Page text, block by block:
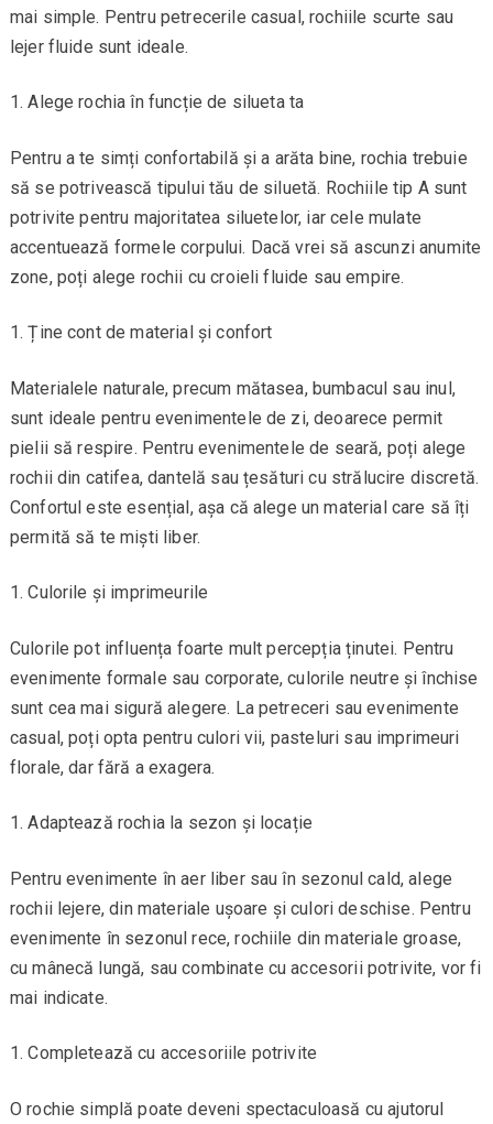
mai simple. Pentru petrecerile casual, rochiile scurte sau
lejer fluide sunt ideale.
Alege rochia în funcție de silueta ta
Pentru a te simți confortabilă și a arăta bine, rochia trebuie
să se potrivească tipului tău de siluetă. Rochiile tip A sunt
potrivite pentru majoritatea siluetelor, iar cele mulate
accentuează formele corpului. Dacă vrei să ascunzi anumite
zone, poți alege rochii cu croieli fluide sau empire.
Ține cont de material și confort
Materialele naturale, precum mătasea, bumbacul sau inul,
sunt ideale pentru evenimentele de zi, deoarece permit
pielii să respire. Pentru evenimentele de seară, poți alege
rochii din catifea, dantelă sau țesături cu strălucire discretă.
Confortul este esențial, așa că alege un material care să îți
permită să te miști liber.
Culorile și imprimeurile
Culorile pot influența foarte mult percepția ținutei. Pentru
evenimente formale sau corporate, culorile neutre și închise
sunt cea mai sigură alegere. La petreceri sau evenimente
casual, poți opta pentru culori vii, pasteluri sau imprimeuri
florale, dar fără a exagera.
Adaptează rochia la sezon și locație
Pentru evenimente în aer liber sau în sezonul cald, alege
rochii lejere, din materiale ușoare și culori deschise. Pentru
evenimente în sezonul rece, rochiile din materiale groase,
cu mânecă lungă, sau combinate cu accesorii potrivite, vor fi
mai indicate.
Completează cu accesoriile potrivite
O rochie simplă poate deveni spectaculoasă cu ajutorul